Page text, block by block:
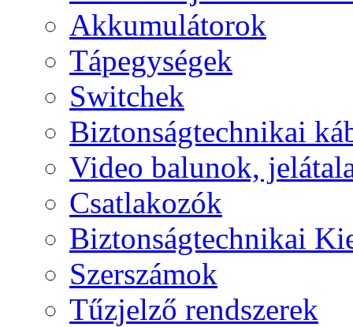
Akkumulátorok
Tápegységek
Switchek
Biztonságtechnikai
Video balunok,
Csatlakozók
Biztonságtechnikai
Szerszámok
Tűzjelző rendszerek